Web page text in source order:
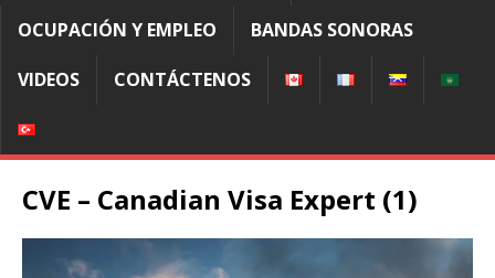
OCUPACIÓN Y EMPLEO BANDAS SONORAS
VIDEOS CONTÁCTENOS
CVE – Canadian Visa Expert (1)